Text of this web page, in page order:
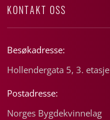
KONTAKT OSS
Besøkadresse:
Hollendergata 5, 3. etasje
Postadresse:
Norges Bygdekvinnelag